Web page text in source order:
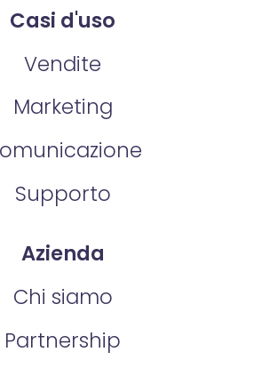
Casi d'uso
Vendite
Marketing
Supporto
Azienda
Chi siamo
Partnership